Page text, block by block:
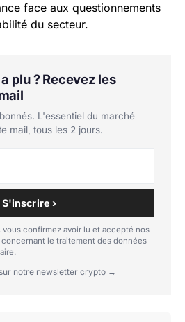
face aux questionnements
du secteur.
plu ? Recevez les
L'essentiel du marché
mail, tous les 2 jours.
S'inscrire ›
confirmez avoir lu et accepté nos
concernant le traitement des données
notre newsletter crypto →